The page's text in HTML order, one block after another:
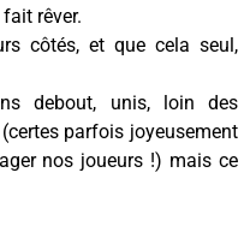
rêver.
côtés, et que cela seul,
debout, unis, loin des
parfois joyeusement
nos joueurs !) mais ce